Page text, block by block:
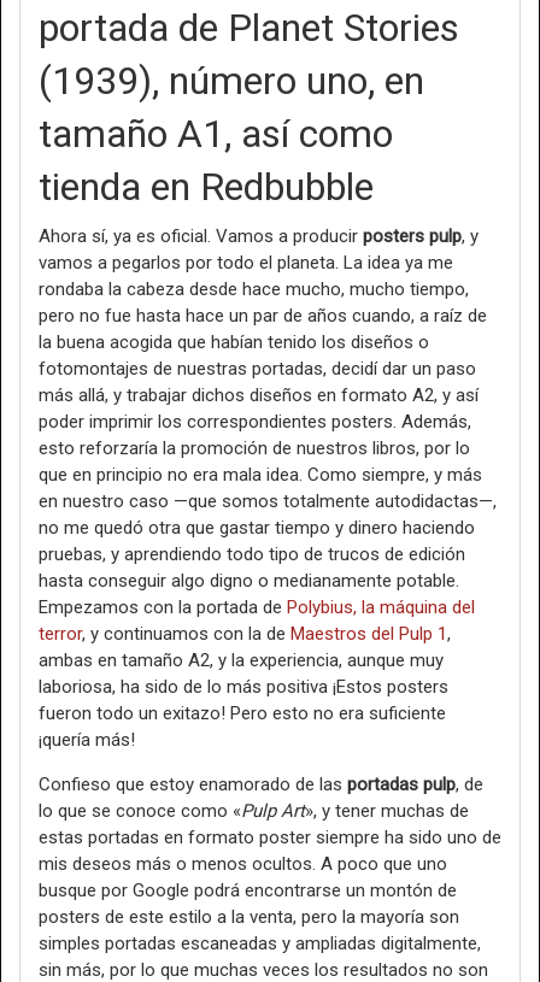
portada de Planet Stories
(1939), número uno, en
tamaño A1, así como
tienda en Redbubble
Ahora sí, ya es oficial. Vamos a producir posters pulp, y
vamos a pegarlos por todo el planeta. La idea ya me
rondaba la cabeza desde hace mucho, mucho tiempo,
pero no fue hasta hace un par de años cuando, a raíz de
la buena acogida que habían tenido los diseños o
fotomontajes de nuestras portadas, decidí dar un paso
más allá, y trabajar dichos diseños en formato A2, y así
poder imprimir los correspondientes posters. Además,
esto reforzaría la promoción de nuestros libros, por lo
que en principio no era mala idea. Como siempre, y más
en nuestro caso —que somos totalmente autodidactas—,
no me quedó otra que gastar tiempo y dinero haciendo
pruebas, y aprendiendo todo tipo de trucos de edición
hasta conseguir algo digno o medianamente potable.
Empezamos con la portada de Polybius, la máquina del
terror, y continuamos con la de Maestros del Pulp 1,
ambas en tamaño A2, y la experiencia, aunque muy
laboriosa, ha sido de lo más positiva ¡Estos posters
fueron todo un exitazo! Pero esto no era suficiente
¡quería más!
Confieso que estoy enamorado de las portadas pulp, de
lo que se conoce como «Pulp Art», y tener muchas de
estas portadas en formato poster siempre ha sido uno de
mis deseos más o menos ocultos. A poco que uno
busque por Google podrá encontrarse un montón de
posters de este estilo a la venta, pero la mayoría son
simples portadas escaneadas y ampliadas digitalmente,
sin más, por lo que muchas veces los resultados no son